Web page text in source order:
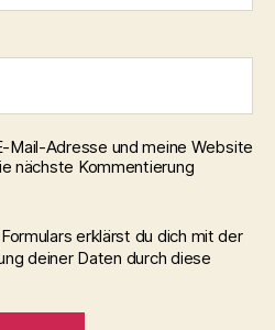
Mail-Adresse und meine Website
nächste Kommentierung
erklärst du dich mit der
deiner Daten durch diese